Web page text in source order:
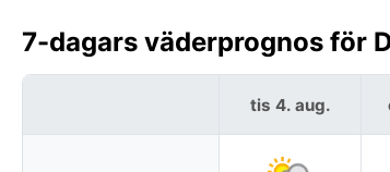
7-dagars väderprognos för
tis 4. aug.